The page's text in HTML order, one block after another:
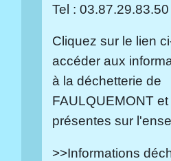
Tel : 03.87.29.83.50
Cliquez sur le lien
accéder aux
à la déchetterie de
FAULQUEMONT
présentes sur
>>Informations